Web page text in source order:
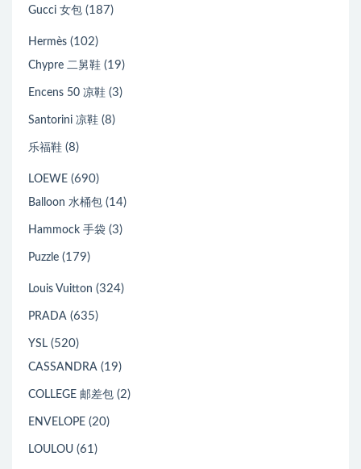
Gucci 女包 (187)
Hermès (102)
Chypre 二舅鞋 (19)
Encens 50 凉鞋 (3)
Santorini 凉鞋 (8)
乐福鞋 (8)
LOEWE (690)
Balloon 水桶包 (14)
Hammock 手袋 (3)
Puzzle (179)
Louis Vuitton (324)
PRADA (635)
YSL (520)
CASSANDRA (19)
COLLEGE 邮差包 (2)
ENVELOPE (20)
LOULOU (61)